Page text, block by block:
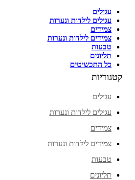
עגילים
עגילים לילדות ונערות
צמידים
צמידים לילדות ונערות
טבעות
תליונים
כל התכשיטים
קטגוריות
עגילים
עגילים לילדות ונערות
צמידים
צמידים לילדות ונערות
טבעות
תליונים